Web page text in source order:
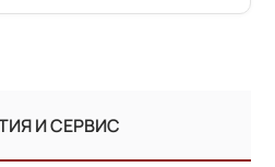
И СЕРВИС